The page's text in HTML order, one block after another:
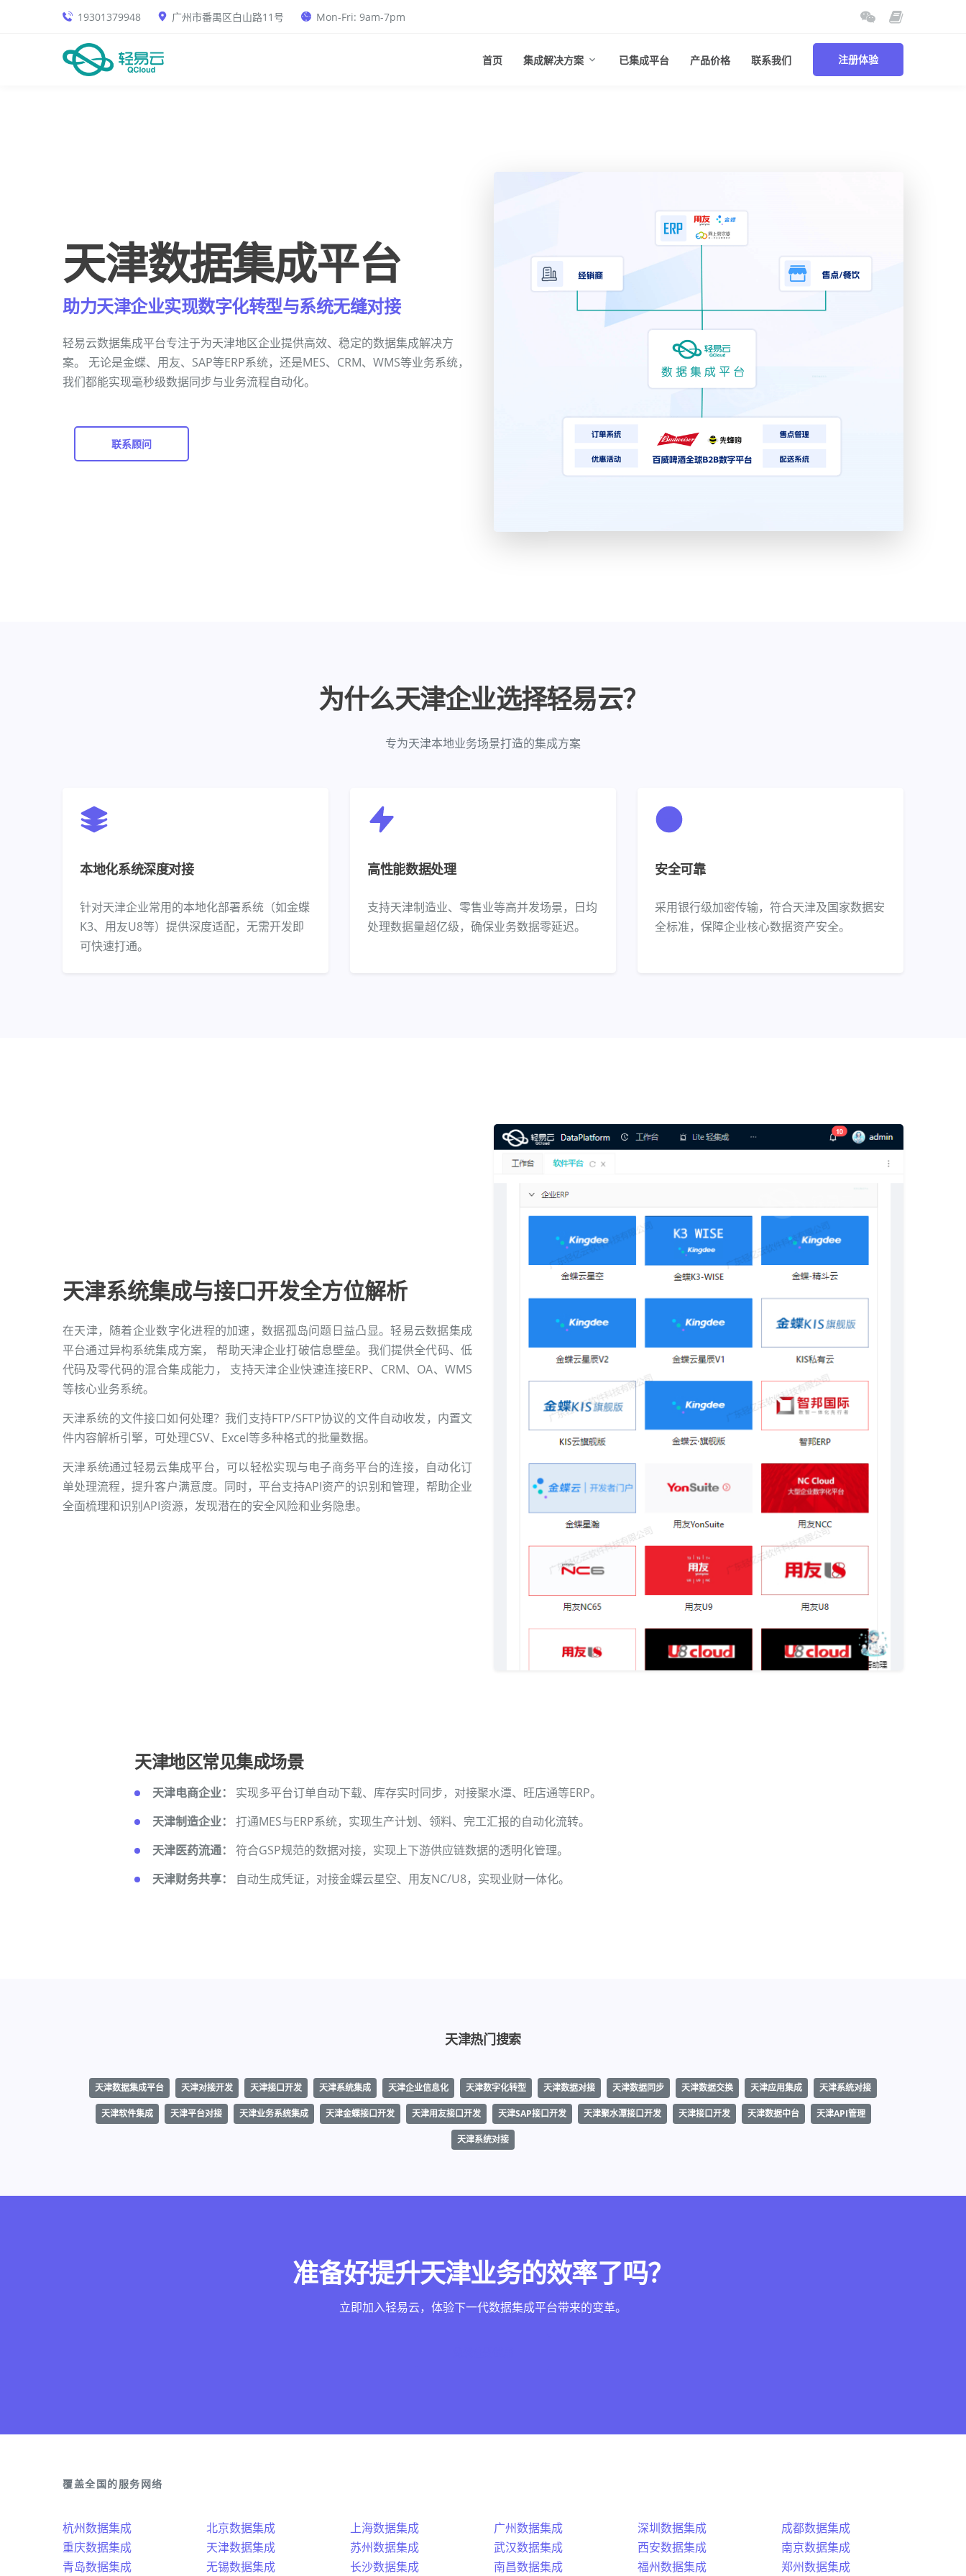
19301379948 广州市番禺区白山路11号 Mon-Fri: 9am-7pm
首页 集成解决方案 已集成平台 产品价格 联系我们 注册体验
天津数据集成平台
助力天津企业实现数字化转型与系统无缝对接
轻易云数据集成平台专注于为天津地区企业提供高效、稳定的数据集成解决方
案。 无论是金蝶、用友、SAP等ERP系统，还是MES、CRM、WMS等业务系统，
我们都能实现毫秒级数据同步与业务流程自动化。
联系顾问
为什么天津企业选择轻易云？
专为天津本地业务场景打造的集成方案
本地化系统深度对接
针对天津企业常用的本地化部署系统（如金蝶
K3、用友U8等）提供深度适配，无需开发即
可快速打通。
高性能数据处理
支持天津制造业、零售业等高并发场景，日均
处理数据量超亿级，确保业务数据零延迟。
安全可靠
采用银行级加密传输，符合天津及国家数据安
全标准，保障企业核心数据资产安全。
天津系统集成与接口开发全方位解析
在天津，随着企业数字化进程的加速，数据孤岛问题日益凸显。轻易云数据集成
平台通过异构系统集成方案， 帮助天津企业打破信息壁垒。我们提供全代码、低
代码及零代码的混合集成能力， 支持天津企业快速连接ERP、CRM、OA、WMS
等核心业务系统。
天津系统的文件接口如何处理？我们支持FTP/SFTP协议的文件自动收发，内置文
件内容解析引擎，可处理CSV、Excel等多种格式的批量数据。
天津系统通过轻易云集成平台，可以轻松实现与电子商务平台的连接，自动化订
单处理流程，提升客户满意度。同时，平台支持API资产的识别和管理，帮助企业
全面梳理和识别API资源，发现潜在的安全风险和业务隐患。
天津地区常见集成场景
天津电商企业：
实现多平台订单自动下载、库存实时同步，对接聚水潭、旺店通等ERP。
天津制造企业：
打通MES与ERP系统，实现生产计划、领料、完工汇报的自动化流转。
天津医药流通：
符合GSP规范的数据对接，实现上下游供应链数据的透明化管理。
天津财务共享：
自动生成凭证，对接金蝶云星空、用友NC/U8，实现业财一体化。
天津热门搜索
天津数据集成平台 天津对接开发 天津接口开发 天津系统集成 天津企业信息化 天津数字化转型 天津数据对接 天津数据同步 天津数据交换 天津应用集成 天津系统对接
天津软件集成 天津平台对接 天津业务系统集成 天津金蝶接口开发 天津用友接口开发 天津SAP接口开发 天津聚水潭接口开发 天津接口开发 天津数据中台 天津API管理
天津系统对接
准备好提升天津业务的效率了吗？
立即加入轻易云，体验下一代数据集成平台带来的变革。
覆盖全国的服务网络
杭州数据集成 北京数据集成 上海数据集成 广州数据集成 深圳数据集成
成都数据集成
重庆数据集成
天津数据集成 苏州数据集成 武汉数据集成 西安数据集成
南京数据集成
青岛数据集成
无锡数据集成 长沙数据集成 南昌数据集成 福州数据集成 郑州数据集成